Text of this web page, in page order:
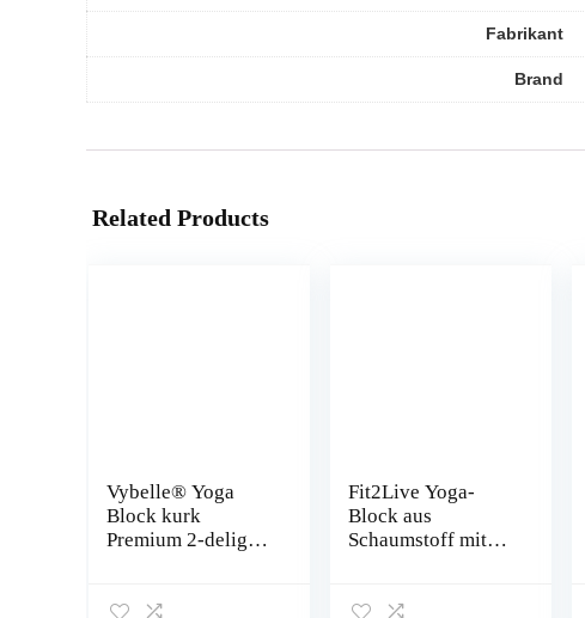
Fabrikant
Brand
Related Products
Vybelle® Yoga
Block kurk
Premium 2-delige
Ergonomisch en
Fit2Live Yoga-
Block aus
Schaumstoff mit
den Ausdruck der